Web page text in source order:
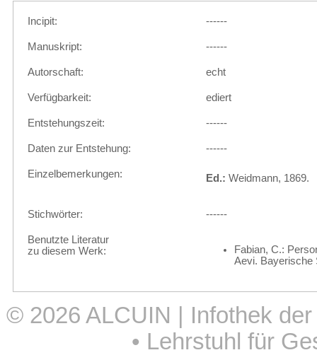
Incipit: ------
Manuskript: ------
Autorschaft: echt
Verfügbarkeit: ediert
Entstehungszeit: ------
Daten zur Entstehung: ------
Einzelbemerkungen: Ed.: Weidmann, 1869.
Stichwörter: ------
Benutzte Literatur
zu diesem Werk:
Fabian, C.:
Aevi. Bayerische
© 2026 ALCUIN | Infothek
• Lehrstuhl für